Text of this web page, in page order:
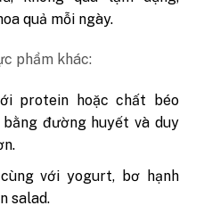
quả mỗi ngày.
phẩm khác:
protein hoặc chất béo
đường huyết và duy
với yogurt, bơ hạnh
salad.